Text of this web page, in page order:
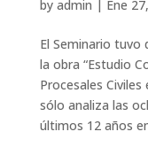
by admin | Ene
El Seminario
la obra “Estudio
Procesales
sólo analiza las
últimos 12 años